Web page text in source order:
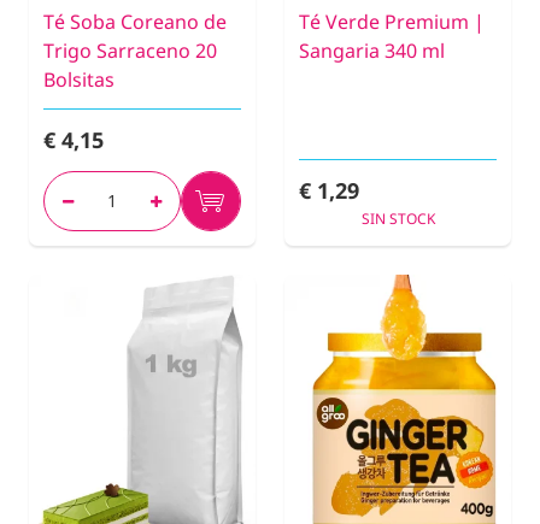
Té Soba Coreano de
Trigo Sarraceno 20
Bolsitas
€ 4,15
Té Verde Premium |
Sangaria 340 ml
€ 1,29
SIN STOCK